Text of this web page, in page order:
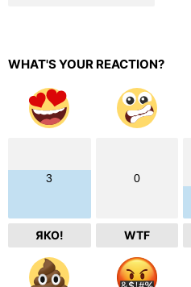
WHAT'S YOUR REACTION?
3
ЯКО!
0
WTF